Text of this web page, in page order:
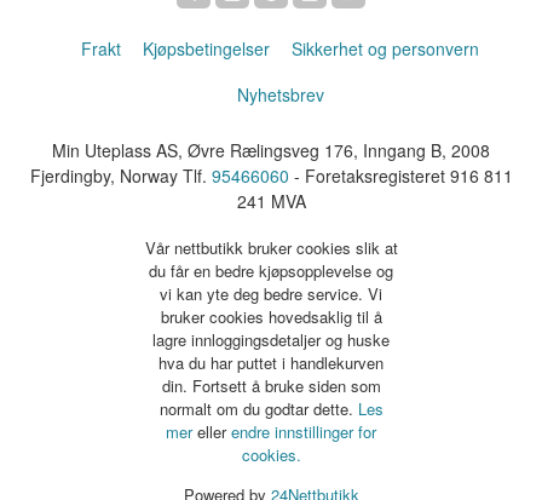
Frakt Kjøpsbetingelser
Sikkerhet og personvern
Nyhetsbrev
Min Uteplass AS, Øvre Rælingsveg 176, Inngang B, 2008
Fjerdingby, Norway Tlf. 95466060 - Foretaksregisteret 916 811
241 MVA
Vår nettbutikk bruker cookies slik at
du får en bedre kjøpsopplevelse og
vi kan yte deg bedre service. Vi
bruker cookies hovedsaklig til å
lagre innloggingsdetaljer og huske
hva du har puttet i handlekurven
din. Fortsett å bruke siden som
normalt om du godtar dette. Les
merellerendre innstillinger for
cookies.
Powered by 24Nettbutikk